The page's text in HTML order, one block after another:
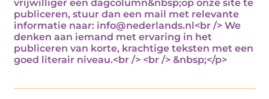
vrijwilliger een dagcolumn&nbsp;op onze site te
publiceren, stuur dan een mail met relevante
informatie naar: info@nederlands.nl<br /> We
denken aan iemand met ervaring in het
publiceren van korte, krachtige teksten met een
goed literair niveau.<br /> <br /> &nbsp;</p>